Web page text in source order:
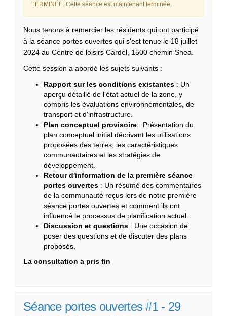
TERMINÉE: Cette séance est maintenant terminée.
Nous tenons à remercier les résidents qui ont participé
à la séance portes ouvertes qui s'est tenue le 18 juillet
2024 au Centre de loisirs Cardel, 1500 chemin Shea.
Cette session a abordé les sujets suivants :
Rapport sur les conditions existantes : Un
aperçu détaillé de l'état actuel de la zone, y
compris les évaluations environnementales, de
transport et d'infrastructure.
Plan conceptuel provisoire : Présentation du
plan conceptuel initial décrivant les utilisations
proposées des terres, les caractéristiques
communautaires et les stratégies de
développement.
Retour d'information de la première séance
portes ouvertes : Un résumé des commentaires
de la communauté reçus lors de notre première
séance portes ouvertes et comment ils ont
influencé le processus de planification actuel.
Discussion et questions : Une occasion de
poser des questions et de discuter des plans
proposés.
La consultation a pris fin
Séance portes ouvertes #1 - 29